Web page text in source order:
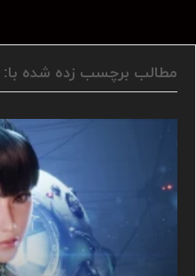
مطالب برچسب زده شده با: